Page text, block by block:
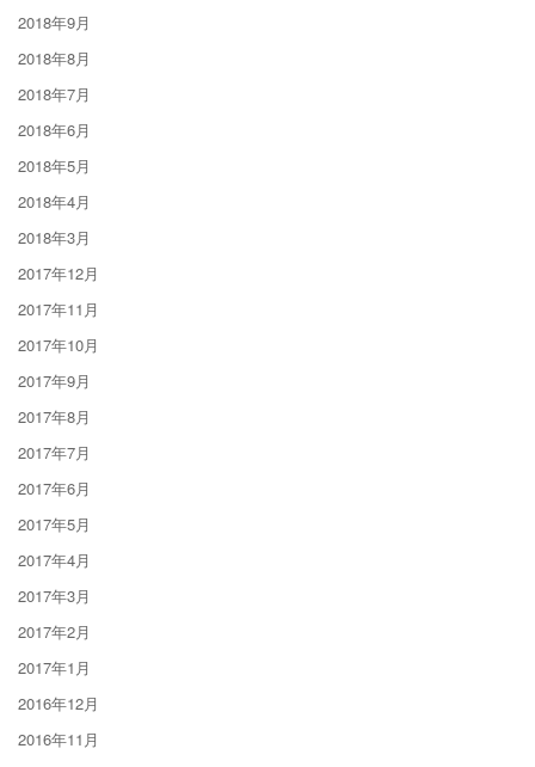
2018年9月
2018年8月
2018年7月
2018年6月
2018年5月
2018年4月
2018年3月
2017年12月
2017年11月
2017年10月
2017年9月
2017年8月
2017年7月
2017年6月
2017年5月
2017年4月
2017年3月
2017年2月
2017年1月
2016年12月
2016年11月